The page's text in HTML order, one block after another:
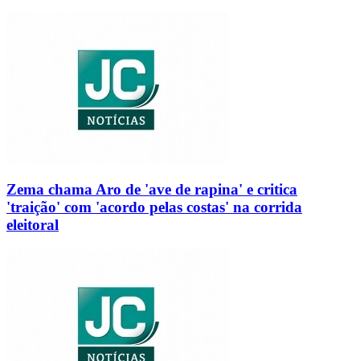
Zema chama Aro de 'ave de rapina' e critica
'traição' com 'acordo pelas costas' na corrida
eleitoral